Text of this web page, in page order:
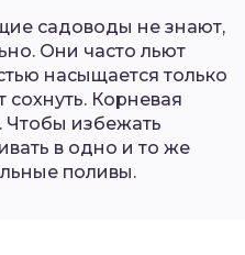
садоводы не знают,
Они часто льют
насыщается только
Корневая
Чтобы избежать
в одно и то же
поливы.